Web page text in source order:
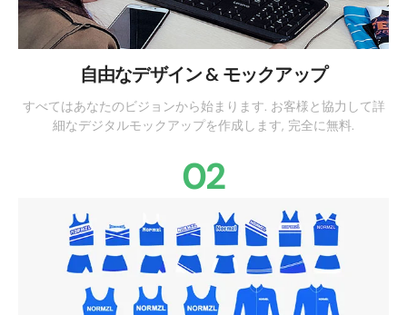
自由なデザイン & モックアップ
すべてはあなたのビジョンから始まります. お客様と協力して詳
細なデジタルモックアップを作成します, 完全に無料.
02